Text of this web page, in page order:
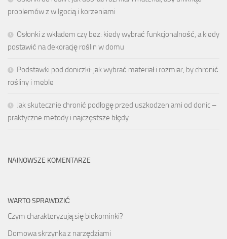
problemów z wilgocią i korzeniami
Osłonki z wkładem czy bez: kiedy wybrać funkcjonalność, a kiedy
postawić na dekorację roślin w domu
Podstawki pod doniczki: jak wybrać materiał i rozmiar, by chronić
rośliny i meble
Jak skutecznie chronić podłogę przed uszkodzeniami od donic –
praktyczne metody i najczęstsze błędy
NAJNOWSZE KOMENTARZE
WARTO SPRAWDZIĆ
Czym charakteryzują się biokominki?
Domowa skrzynka z narzędziami